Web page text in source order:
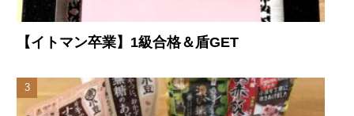
【イトマン卒業】1級合格＆盾GET